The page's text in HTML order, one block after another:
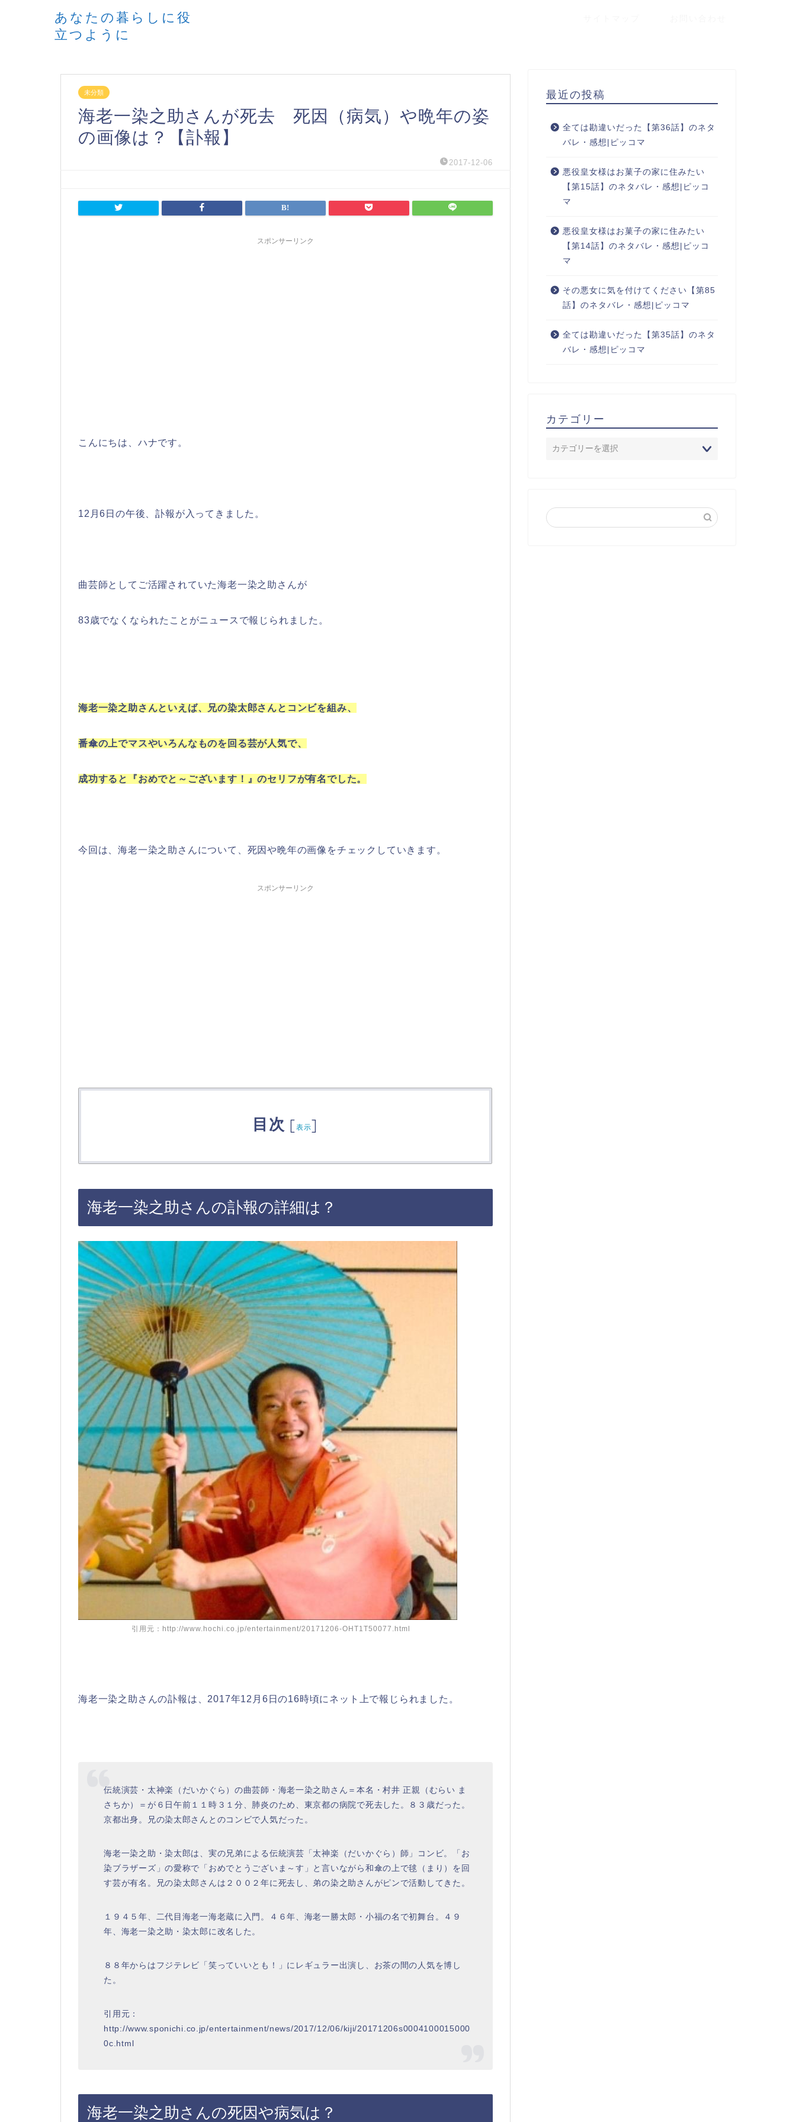
あなたの暮らしに役
立つように
未分類
海老一染之助さんが死去 死因（病気）や晩年の姿
の画像は？【訃報】
2017-12-06
スポンサーリンク
こんにちは、ハナです。
12月6日の午後、訃報が入ってきました。
曲芸師としてご活躍されていた海老一染之助さんが
83歳でなくなられたことがニュースで報じられました。
海老一染之助さんといえば、兄の染太郎さんとコンビを組み、
番傘の上でマスやいろんなものを回る芸が人気で、
成功すると『おめでと～ございます！』のセリフが有名でした。
今回は、海老一染之助さんについて、死因や晩年の画像をチェックしていきます。
スポンサーリンク
目次 [表示]
海老一染之助さんの訃報の詳細は？
引用元：http://www.hochi.co.jp/entertainment/20171206-OHT1T50077.html
海老一染之助さんの訃報は、2017年12月6日の16時頃にネット上で報じられました。
伝統演芸・太神楽（だいかぐら）の曲芸師・海老一染之助さん＝本名・村井 正親（むらい ま
さちか）＝が６日午前１１時３１分、肺炎のため、東京都の病院で死去した。８３歳だった。
京都出身。兄の染太郎さんとのコンビで人気だった。
海老一染之助・染太郎は、実の兄弟による伝統演芸「太神楽（だいかぐら）師」コンビ。「お
染ブラザーズ」の愛称で「おめでとうございま～す」と言いながら和傘の上で毬（まり）を回
す芸が有名。兄の染太郎さんは２００２年に死去し、弟の染之助さんがピンで活動してきた。
１９４５年、二代目海老一海老蔵に入門。４６年、海老一勝太郎・小福の名で初舞台。４９
年、海老一染之助・染太郎に改名した。
８８年からはフジテレビ「笑っていいとも！」にレギュラー出演し、お茶の間の人気を博し
た。
引用元：
http://www.sponichi.co.jp/entertainment/news/2017/12/06/kiji/20171206s0004100015000
0c.html
海老一染之助さんの死因や病気は？
最近の投稿
全ては勘違いだった【第36話】のネタ
バレ・感想|ピッコマ
悪役皇女様はお菓子の家に住みたい
【第15話】のネタバレ・感想|ピッコ
マ
悪役皇女様はお菓子の家に住みたい
【第14話】のネタバレ・感想|ピッコ
マ
その悪女に気を付けてください【第85
話】のネタバレ・感想|ピッコマ
全ては勘違いだった【第35話】のネタ
バレ・感想|ピッコマ
カテゴリー